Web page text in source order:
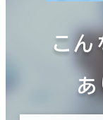
こん